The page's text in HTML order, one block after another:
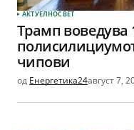
АКТУЕЛНОСВЕТ
Трамп воведува
чипови
од Енергетика24август 7,